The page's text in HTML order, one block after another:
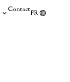
ContactFR